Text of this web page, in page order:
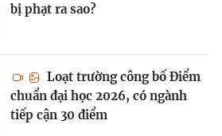
bị phạt ra sao?
Loạt trường công bố Điểm
chuẩn đại học 2026, có ngành
tiếp cận 30 điểm